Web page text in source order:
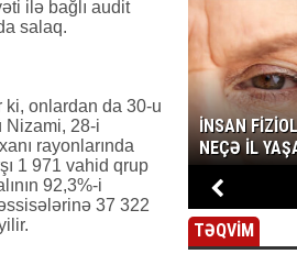
ilə bağlı audit
salaq.
ki, onlardan da 30-u
Nizami, 28-i
rayonlarında
1 971 vahid qrup
92,3%-i
37 322
İNSAN
NEÇƏ IL
TƏQVİM